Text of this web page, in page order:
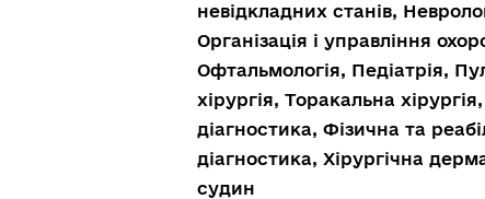
невідкладних станів,
Організація і управління
Офтальмологія, Педіатрія,
хірургія, Торакальна
діагностика, Фізична та
діагностика, Хірургічна
судин